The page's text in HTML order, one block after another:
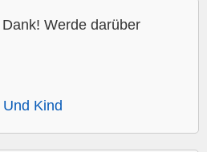
Werde darüber
Kind